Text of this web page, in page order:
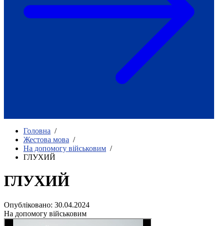
України
Як приклад стійкості спільноти
Говоримо коротко про наболіле
Міжнародний тиждень глухих людей
Всеукраїнський челендж «Молодь
співає»
жестову мову.
УТОГ»: прийом заявок 2023
Флешмоб «Історії успіхів, які надихають»
Переклад жестовою мовою
Діяльність УТОГ
90 років УТОГ
93 роки УТОГ
Історії та спогади ветеранів УТОГ
Головна /
Жестова мова /
На допомогу військовим /
ГЛУХИЙ
ГЛУХИЙ
Опубліковано: 30.04.2024
На допомогу військовим